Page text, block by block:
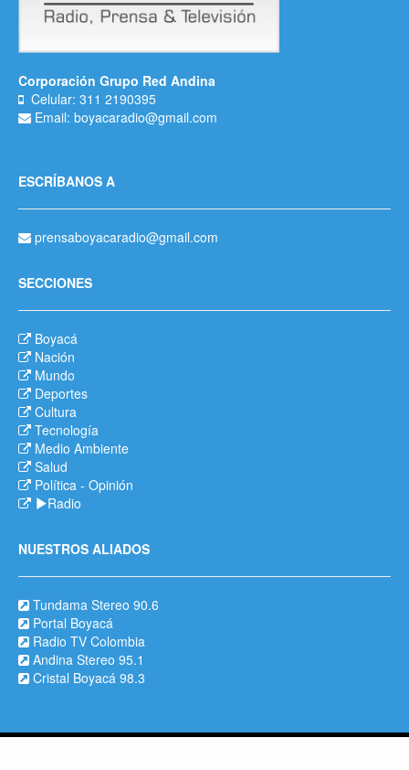
Corporación Grupo Red Andina
Celular: 311 2190395
Email: boyacaradio@gmail.com
ESCRÍBANOS A
prensaboyacaradio@gmail.com
SECCIONES
Boyacá
Nación
Mundo
Deportes
Cultura
Tecnología
Medio Ambiente
Salud
Política - Opinión
Radio
NUESTROS ALIADOS
Tundama Stereo 90.6
Portal Boyacá
Radio TV Colombia
Andina Stereo 95.1
Cristal Boyacá 98.3